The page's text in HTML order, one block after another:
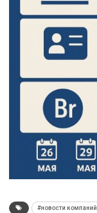
#новости компаний